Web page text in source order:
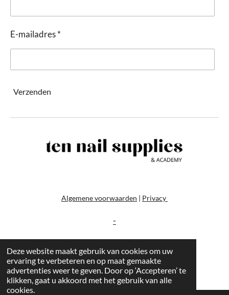
Deze website maakt gebruik van cookies om uw
ervaring te verbeteren en op maat gemaakte
advertenties weer te geven. Door op ‘Accepteren’ te
klikken, gaat u akkoord met het gebruik van alle
cookies.
E-mailadres *
Verzenden
Algemene voorwaarden | Privacy
-